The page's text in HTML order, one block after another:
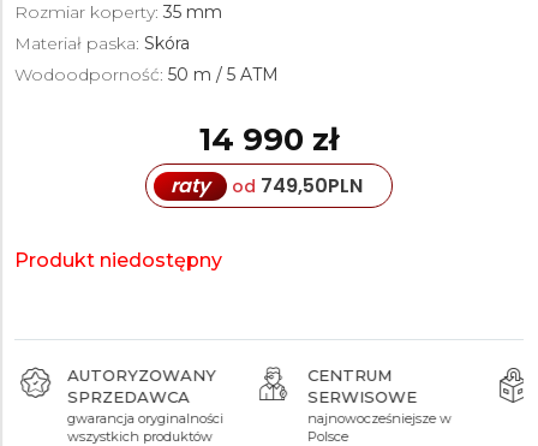
Rozmiar koperty: 35 mm
Materiał paska: Skóra
Wodoodporność: 50 m / 5 ATM
14 990 zł
raty od 749,50PLN
Produkt niedostępny
AUTORYZOWANY
SPRZEDAWCA
gwarancja oryginalności
wszystkich produktów
CENTRUM
SERWISOWE
najnowocześniejsze w
Polsce